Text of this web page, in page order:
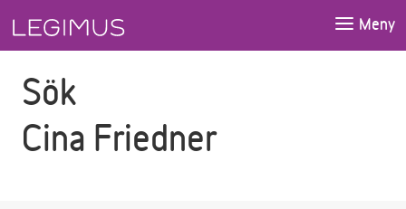
Meny
Sök
Cina Friedner